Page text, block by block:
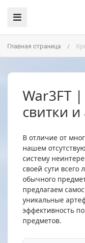
Главная страница /
War3FT
свитки
В отличие от
нашем
систему
своей сути
обычного
предлагаем
уникальные
эффективность
предметов.